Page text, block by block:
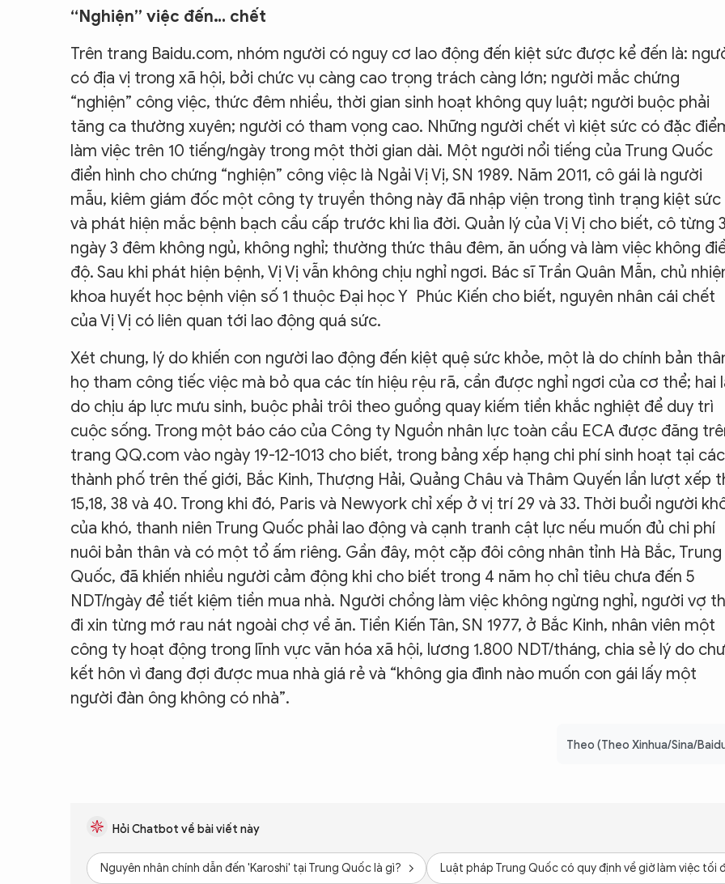
“Nghiện” việc đến… chết
Trên trang Baidu.com, nhóm người có nguy cơ lao động đến kiệt sức được kể đến là:
có địa vị trong xã hội, bởi chức vụ càng cao trọng trách càng lớn; người mắc chứng
“nghiện” công việc, thức đêm nhiều, thời gian sinh hoạt không quy luật; người buộc phải
tăng ca thường xuyên; người có tham vọng cao. Những người chết vì kiệt sức có đặc
làm việc trên 10 tiếng/ngày trong một thời gian dài. Một người nổi tiếng của Trung Quốc
điển hình cho chứng “nghiện” công việc là Ngải Vị Vị, SN 1989. Năm 2011, cô gái là người
mẫu, kiêm giám đốc một công ty truyền thông này đã nhập viện trong tình trạng kiệt sức
và phát hiện mắc bệnh bạch cầu cấp trước khi lìa đời. Quản lý của Vị Vị cho biết, cô từng 3
ngày 3 đêm không ngủ, không nghỉ; thường thức thâu đêm, ăn uống và làm việc không
độ. Sau khi phát hiện bệnh, Vị Vị vẫn không chịu nghỉ ngơi. Bác sĩ Trần Quân Mẫn, chủ
khoa huyết học bệnh viện số 1 thuộc Đại học Y Phúc Kiến cho biết, nguyên nhân cái chết
của Vị Vị có liên quan tới lao động quá sức.
Xét chung, lý do khiến con người lao động đến kiệt quệ sức khỏe, một là do chính bản
họ tham công tiếc việc mà bỏ qua các tín hiệu rệu rã, cần được nghỉ ngơi của cơ thể; hai
do chịu áp lực mưu sinh, buộc phải trôi theo guồng quay kiếm tiền khắc nghiệt để duy trì
cuộc sống. Trong một báo cáo của Công ty Nguồn nhân lực toàn cầu ECA được đăng
trang QQ.com vào ngày 19-12-1013 cho biết, trong bảng xếp hạng chi phí sinh hoạt tại các
thành phố trên thế giới, Bắc Kinh, Thượng Hải, Quảng Châu và Thâm Quyến lần lượt xếp
15,18, 38 và 40. Trong khi đó, Paris và Newyork chỉ xếp ở vị trí 29 và 33. Thời buổi người
của khó, thanh niên Trung Quốc phải lao động và cạnh tranh cật lực nếu muốn đủ chi phí
nuôi bản thân và có một tổ ấm riêng. Gần đây, một cặp đôi công nhân tỉnh Hà Bắc, Trung
Quốc, đã khiến nhiều người cảm động khi cho biết trong 4 năm họ chỉ tiêu chưa đến 5
NDT/ngày để tiết kiệm tiền mua nhà. Người chồng làm việc không ngừng nghỉ, người vợ
đi xin từng mớ rau nát ngoài chợ về ăn. Tiền Kiến Tân, SN 1977, ở Bắc Kinh, nhân viên một
công ty hoạt động trong lĩnh vực văn hóa xã hội, lương 1.800 NDT/tháng, chia sẻ lý do
kết hôn vì đang đợi được mua nhà giá rẻ và “không gia đình nào muốn con gái lấy một
người đàn ông không có nhà”.
Theo (Theo Xinhua/Sina/
Hỏi Chatbot về bài viết này
Nguyên nhân chính dẫn đến 'Karoshi' tại Trung Quốc là gì? Luật pháp Trung Quốc có quy định về giờ làm việc tối